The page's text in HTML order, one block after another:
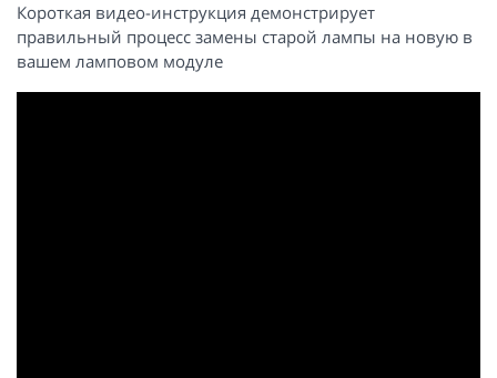
Короткая видео-инструкция демонстрирует
правильный процесс замены старой лампы на новую в
вашем ламповом модуле